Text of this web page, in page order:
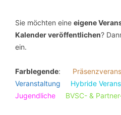
Sie möchten eine eigene
Kalender veröffentlichen?
ein.
Farblegende:
Veranstaltung
Hybride
Jugendliche
BVSC- &